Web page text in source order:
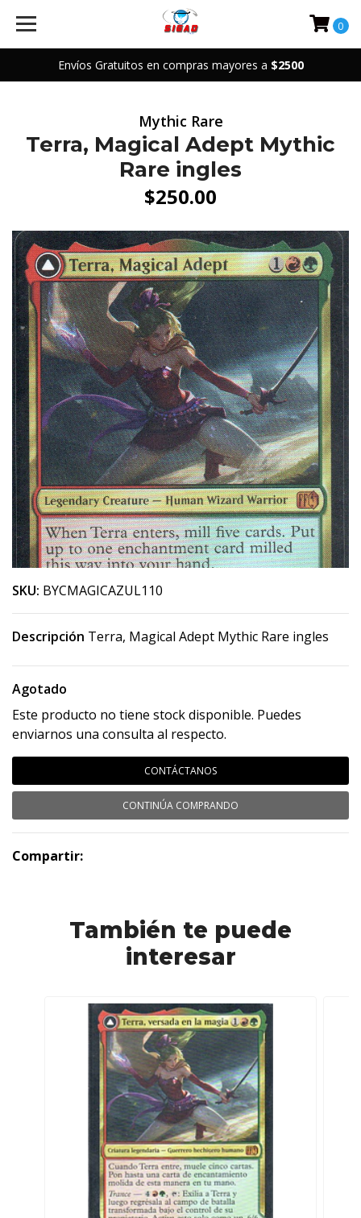
Envíos Gratuitos en compras mayores a $2500
0
Mythic Rare
Terra, Magical Adept Mythic
Rare ingles
$250.00
SKU: BYCMAGICAZUL110
Descripción Terra, Magical Adept Mythic Rare ingles
Agotado
Este producto no tiene stock disponible. Puedes
enviarnos una consulta al respecto.
CONTÁCTANOS
CONTINÚA COMPRANDO
Compartir:
También te puede
interesar